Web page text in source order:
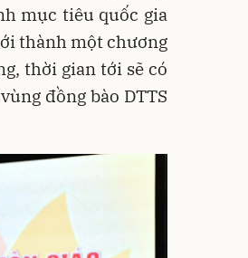
mục tiêu quốc gia
thành một chương
thời gian tới sẽ có
đồng bào DTTS